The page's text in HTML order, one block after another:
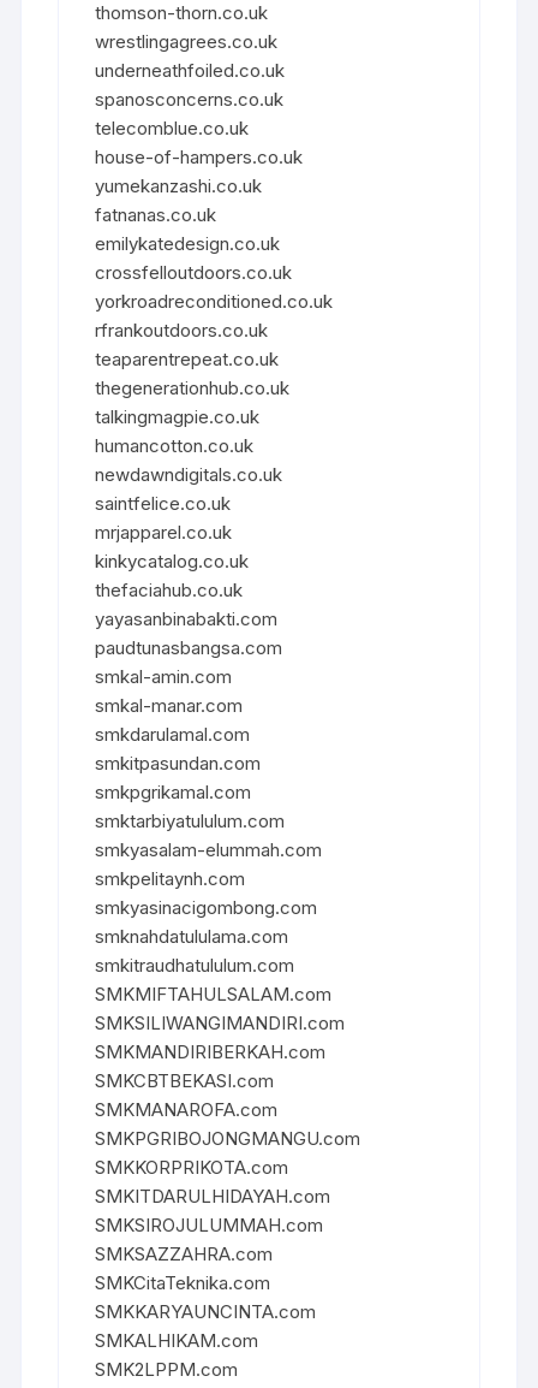
thomson-thorn.co.uk
wrestlingagrees.co.uk
underneathfoiled.co.uk
spanosconcerns.co.uk
telecomblue.co.uk
house-of-hampers.co.uk
yumekanzashi.co.uk
fatnanas.co.uk
emilykatedesign.co.uk
crossfelloutdoors.co.uk
yorkroadreconditioned.co.uk
rfrankoutdoors.co.uk
teaparentrepeat.co.uk
thegenerationhub.co.uk
talkingmagpie.co.uk
humancotton.co.uk
newdawndigitals.co.uk
saintfelice.co.uk
mrjapparel.co.uk
kinkycatalog.co.uk
thefaciahub.co.uk
yayasanbinabakti.com
paudtunasbangsa.com
smkal-amin.com
smkal-manar.com
smkdarulamal.com
smkitpasundan.com
smkpgrikamal.com
smktarbiyatululum.com
smkyasalam-elummah.com
smkpelitaynh.com
smkyasinacigombong.com
smknahdatululama.com
smkitraudhatululum.com
SMKMIFTAHULSALAM.com
SMKSILIWANGIMANDIRI.com
SMKMANDIRIBERKAH.com
SMKCBTBEKASI.com
SMKMANAROFA.com
SMKPGRIBOJONGMANGU.com
SMKKORPRIKOTA.com
SMKITDARULHIDAYAH.com
SMKSIROJULUMMAH.com
SMKSAZZAHRA.com
SMKCitaTeknika.com
SMKKARYAUNCINTA.com
SMKALHIKAM.com
SMK2LPPM.com